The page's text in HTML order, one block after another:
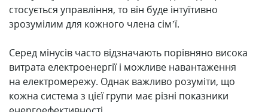
стосується управління, то він буде інтуїтивно
зрозумілим для кожного члена сім’ї.
Серед мінусів часто відзначають порівняно висока
витрата електроенергії і можливе навантаження
на електромережу. Однак важливо розуміти, що
кожна система з цієї групи має різні показники